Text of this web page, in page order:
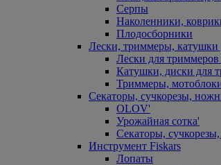
Серпы
Наколенники,
Плодосборники
Лески, триммеры, катушки
Лески для триммеров
Катушки, диски для
Триммеры,
Секаторы, сучкорезы,
OLOV'
Урожайная сотка'
Секаторы,
Инструмент Fiskars
Лопаты